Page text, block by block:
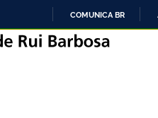
COMUNICA BR